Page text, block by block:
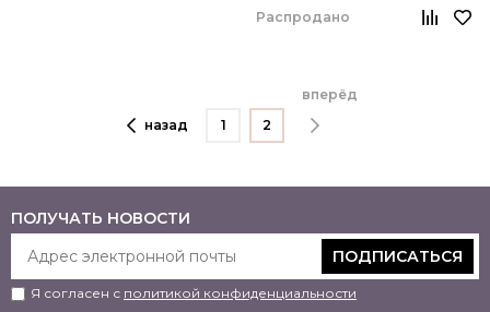
Распродано
назад 1 2
вперёд
ПОЛУЧАТЬ НОВОСТИ
ПОДПИСАТЬСЯ
Я согласен с политикой конфиденциальности